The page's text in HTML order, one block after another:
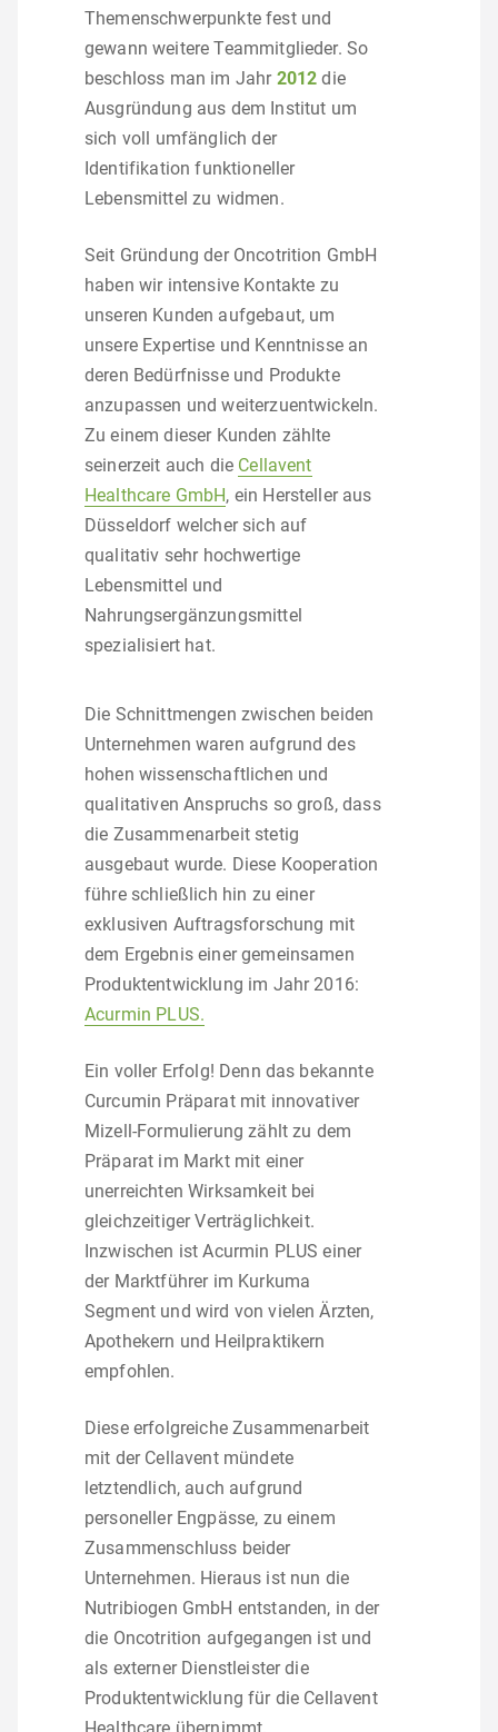
Themenschwerpunkte fest und
gewann weitere Teammitglieder. So
beschloss man im Jahr 2012die
Ausgründung aus dem Institut um
sich voll umfänglich der
Identifikation funktioneller
Lebensmittel zu widmen.
Seit Gründung der Oncotrition GmbH
haben wir intensive Kontakte zu
unseren Kunden aufgebaut, um
unsere Expertise und Kenntnisse an
deren Bedürfnisse und Produkte
anzupassen und weiterzuentwickeln.
Zu einem dieser Kunden zählte
seinerzeit auch die Cellavent
Healthcare GmbH, ein Hersteller aus
Düsseldorf welcher sich auf
qualitativ sehr hochwertige
Lebensmittel und
Nahrungsergänzungsmittel
spezialisiert hat.
Die Schnittmengen zwischen beiden
Unternehmen waren aufgrund des
hohen wissenschaftlichen und
qualitativen Anspruchs so groß, dass
die Zusammenarbeit stetig
ausgebaut wurde. Diese Kooperation
führe schließlich hin zu einer
exklusiven Auftragsforschung mit
dem Ergebnis einer gemeinsamen
Produktentwicklung im Jahr 2016:
Acurmin PLUS.
Ein voller Erfolg! Denn das bekannte
Curcumin Präparat mit innovativer
Mizell-Formulierung zählt zu dem
Präparat im Markt mit einer
unerreichten Wirksamkeit bei
gleichzeitiger Verträglichkeit.
Inzwischen ist Acurmin PLUS einer
der Marktführer im Kurkuma
Segment und wird von vielen Ärzten,
Apothekern und Heilpraktikern
empfohlen.
Diese erfolgreiche Zusammenarbeit
mit der Cellavent mündete
letztendlich, auch aufgrund
personeller Engpässe, zu einem
Zusammenschluss beider
Unternehmen. Hieraus ist nun die
Nutribiogen GmbH entstanden, in der
die Oncotrition aufgegangen ist und
als externer Dienstleister die
Produktentwicklung für die Cellavent